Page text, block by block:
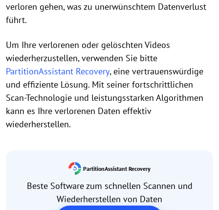
verloren gehen, was zu unerwünschtem Datenverlust
führt.
Um Ihre verlorenen oder gelöschten Videos
wiederherzustellen, verwenden Sie bitte
PartitionAssistant Recovery, eine vertrauenswürdige
und effiziente Lösung. Mit seiner fortschrittlichen
Scan-Technologie und leistungsstarken Algorithmen
kann es Ihre verlorenen Daten effektiv
wiederherstellen.
PartitionAssistant Recovery
Beste Software zum schnellen Scannen und
Wiederherstellen von Daten